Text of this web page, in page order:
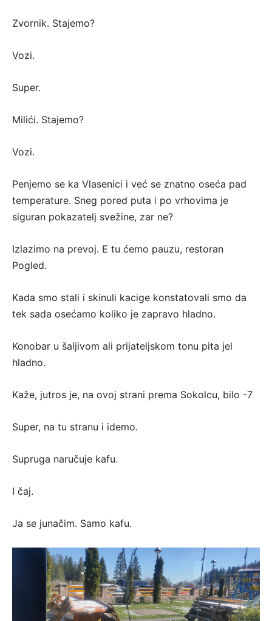
Zvornik. Stajemo?
Vozi.
Super.
Milići. Stajemo?
Vozi.
Penjemo se ka Vlasenici i već se znatno oseća pad
temperature. Sneg pored puta i po vrhovima je
siguran pokazatelj svežine, zar ne?
Izlazimo na prevoj. E tu ćemo pauzu, restoran
Pogled.
Kada smo stali i skinuli kacige konstatovali smo da
tek sada osećamo koliko je zapravo hladno.
Konobar u šaljivom ali prijateljskom tonu pita jel
hladno.
Kaže, jutros je, na ovoj strani prema Sokolcu, bilo -7
Super, na tu stranu i idemo.
Supruga naručuje kafu.
I čaj.
Ja se junačim. Samo kafu.